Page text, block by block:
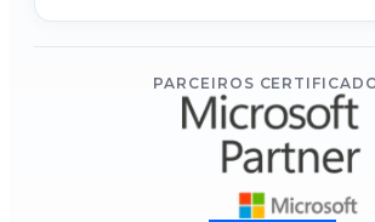
PARCEIROS